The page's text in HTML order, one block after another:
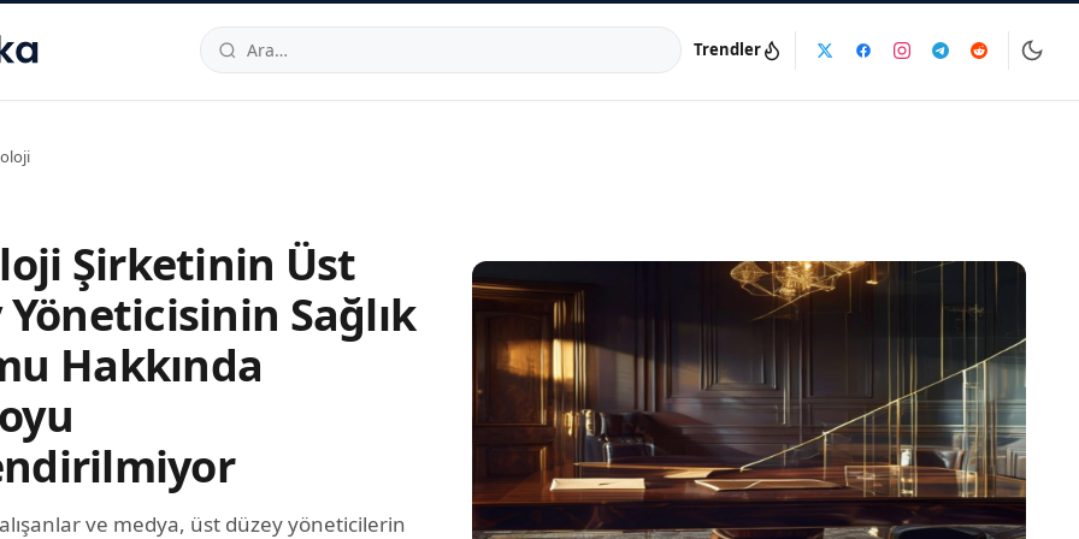
34520TRTelefon:0850 444 30 49E-posta:info@dijinika.net
Trendler
Şirketinin Üst
Yöneticisinin Sağlık
Hakkında
ve medya, üst düzey yöneticilerin